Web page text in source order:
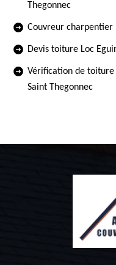
Thegonnec
Couvreur charpentier
Devis toiture Loc
Vérification de
Saint Thegonnec